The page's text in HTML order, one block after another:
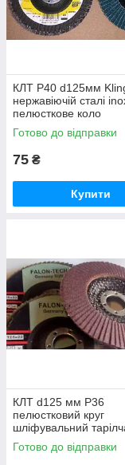
КЛТ Р40 d125мм
нержавіючій сталі
пелюсткове коло
шліфувальне
Готово до відправки
75 ₴
Купити
КЛТ d125 мм Р36
пелюстковий круг
шліфувальний
Готово до відправки